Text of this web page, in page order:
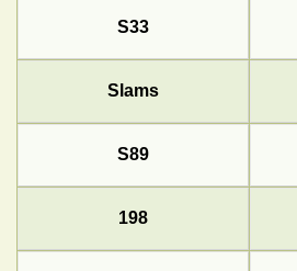
S33
Slams
S89
198